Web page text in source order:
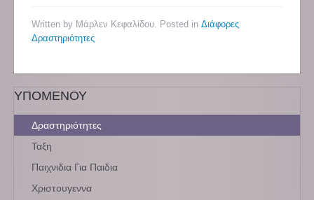
Written by Μάρλεν Κεφαλίδου. Posted in Διάφορες
Δραστηριότητες
ΥΠΟΜΕΝΟΥ
Δραστηριότητες
Ταξη
Παιχνιδια Για Παιδια
Χριστουγεννα